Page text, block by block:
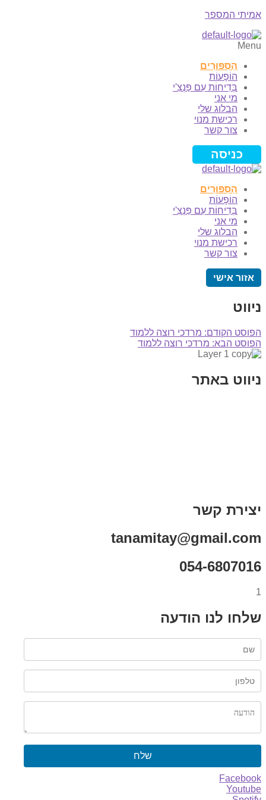
אמיתי המספר
Menu
הַסִּפּוּרִים
הוֹפָעוֹת
בְּדִיחוֹת עִם פַּנְצִ'י
מי אני
הבלוג שלי
רכישת מנוי
צור קשר
כניסה
הַסִּפּוּרִים
הוֹפָעוֹת
בְּדִיחוֹת עִם פַּנְצִ'י
מי אני
הבלוג שלי
רכישת מנוי
צור קשר
אזור אישי
ניווט
הפוסט הקודם: מרדכי רוצה ללמוד
הפוסט הבא: מרדכי רוצה ללמוד
ניווט באתר
יצירת קשר
tanamitay@gmail.com
054-6807016
1
שלחו לנו הודעה
שלח
Facebook
Youtube